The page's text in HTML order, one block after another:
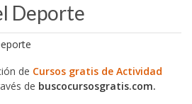
Deporte
de Cursos gratis de Actividad
de buscocursosgratis.com.